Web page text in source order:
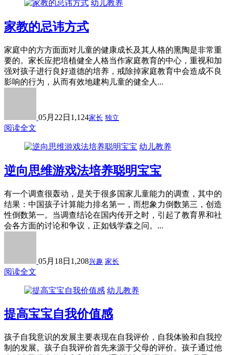
幼儿教养
家教的忌讳方式
家庭中的方方面面对儿童的健康成长及其人格的熏陶是非常重
要的。家长应把培植健全人格当作家庭教育的中心，重视和加
强对孩子进行良好道德的培养，戒除掉家庭教育中会造成不良
影响的行为，从而有效地建构儿童的健全人...
05月22日 1,124家长 独立
阅读全文
幼儿教养
逆向思维游戏法培养聪明宝宝
有一个调查很轰动，是关于很多国家儿童能力的调查，其中的
结果：中国孩子计算能力排名第一，而想象力倒数第三，创造
性倒数第一。当调查结论在国内传开之时，引起了教育界和社
会各方面的讨论和争议，正如钱学森之问。...
05月18日 1,208兴趣 家长
阅读全文
幼儿教养
提高宝宝自我价值感
孩子自我意识的发展主要表现在自我评价，自我体验和自我控
制的发展。孩子自我评价首先来源于父母的评价。孩子通过他